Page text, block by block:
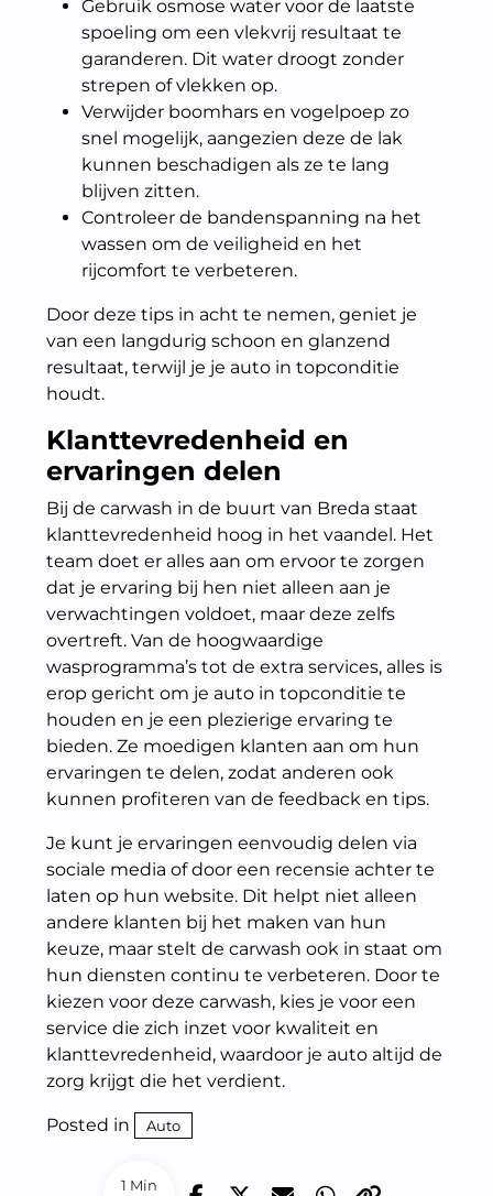
1 Min
Gebruik osmose water voor de laatste
spoeling om een vlekvrij resultaat te
garanderen. Dit water droogt zonder
strepen of vlekken op.
Verwijder boomhars en vogelpoep zo
snel mogelijk, aangezien deze de lak
kunnen beschadigen als ze te lang
blijven zitten.
Controleer de bandenspanning na het
wassen om de veiligheid en het
rijcomfort te verbeteren.
Door deze tips in acht te nemen, geniet je
van een langdurig schoon en glanzend
resultaat, terwijl je je auto in topconditie
houdt.
Klanttevredenheid en
ervaringen delen
Bij de carwash in de buurt van Breda staat
klanttevredenheid hoog in het vaandel. Het
team doet er alles aan om ervoor te zorgen
dat je ervaring bij hen niet alleen aan je
verwachtingen voldoet, maar deze zelfs
overtreft. Van de hoogwaardige
wasprogramma’s tot de extra services, alles is
erop gericht om je auto in topconditie te
houden en je een plezierige ervaring te
bieden. Ze moedigen klanten aan om hun
ervaringen te delen, zodat anderen ook
kunnen profiteren van de feedback en tips.
Je kunt je ervaringen eenvoudig delen via
sociale media of door een recensie achter te
laten op hun website. Dit helpt niet alleen
andere klanten bij het maken van hun
keuze, maar stelt de carwash ook in staat om
hun diensten continu te verbeteren. Door te
kiezen voor deze carwash, kies je voor een
service die zich inzet voor kwaliteit en
klanttevredenheid, waardoor je auto altijd de
zorg krijgt die het verdient.
Posted in Auto